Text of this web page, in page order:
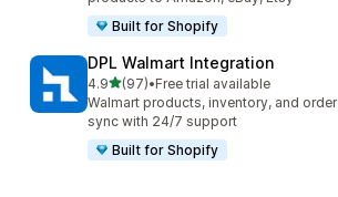
Built for Shopify
DPL Walmart Integration
4.9เต็ม 5 ดาว
(97)
ทั้งหมด 97 รีวิว
•Free trial available
Walmart products, inventory, and order
sync with 24/7 support
Built for Shopify